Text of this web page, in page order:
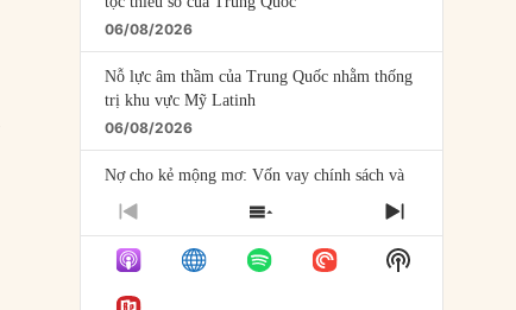
06/08/2026
Nỗ lực âm thầm của Trung Quốc nhằm thống
trị khu vực Mỹ Latinh
06/08/2026
Nợ cho kẻ mộng mơ: Vốn vay chính sách và
giới hạn của việc cho startup vay vốn
Mỹ Latinh đang trở thành “phòng thí nghiệm”
của phe cánh hữu mới
PREVIOUS
EPISODE
SHOW
EPISODES
LIST
NEXT
EPISODE
Show
Podcast